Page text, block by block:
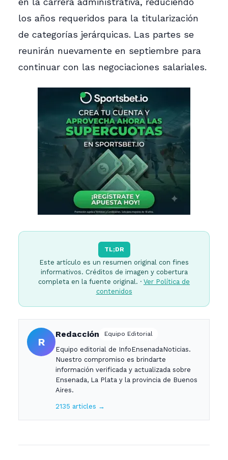
los años requeridos para la titularización
de categorías jerárquicas. Las partes se
reunirán nuevamente en septiembre para
continuar con las negociaciones salariales.
TL;DR
Este artículo es un resumen original con fines
informativos. Créditos de imagen y cobertura
completa en la fuente original. · Ver Política de
contenidos
R
Redacción Equipo Editorial
Equipo editorial de InfoEnsenadaNoticias.
Nuestro compromiso es brindarte
información verificada y actualizada sobre
Ensenada, La Plata y la provincia de Buenos
Aires.
2135 articles →